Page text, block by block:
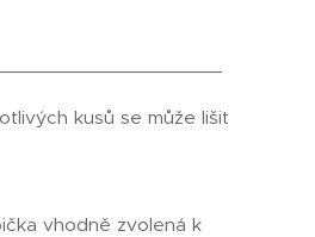
kusů se může lišit
vhodně zvolená k